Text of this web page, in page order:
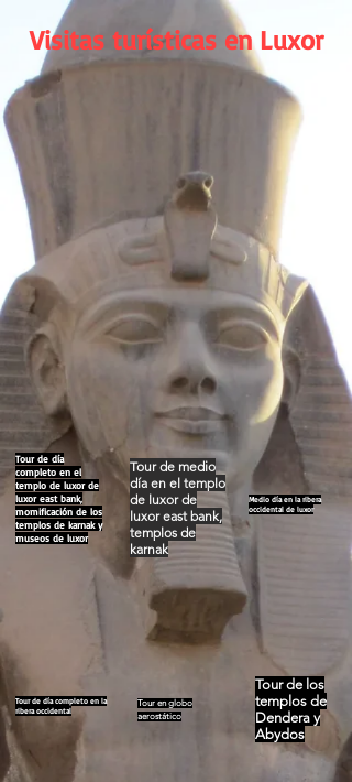
Visitas turísticas en Luxor
Tour de medio
día en el templo
de luxor de
luxor east bank,
templos de
karnak
Tour de día
completo en el
templo de luxor de
luxor east bank,
momificación de los
templos de karnak y
museos de luxor
Medio día en la ribera
occidental de luxor
Tour de día completo en la
ribera occidental
Tour en globo
aerostático
Tour de los
templos de
Dendera y
Abydos